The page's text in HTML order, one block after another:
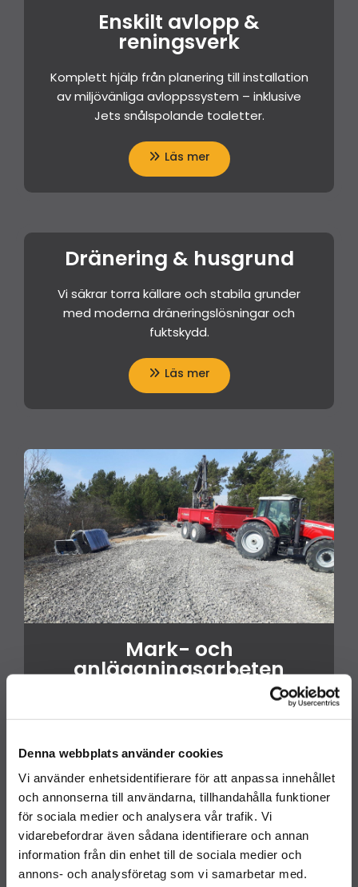
Denna webbplats använder cookies
Vi använder enhetsidentifierare för att anpassa innehållet
och annonserna till användarna, tillhandahålla funktioner
för sociala medier och analysera vår trafik. Vi
vidarebefordrar även sådana identifierare och annan
information från din enhet till de sociala medier och
annons- och analysföretag som vi samarbetar med.
Enskilt avlopp &
reningsverk
Komplett hjälp från planering till installation
av miljövänliga avloppssystem – inklusive
Jets snålspolande toaletter.
Läs mer
Dränering & husgrund
Vi säkrar torra källare och stabila grunder
med moderna dräneringslösningar och
fuktskydd.
Läs mer
Mark- och
anläggningsarbeten
Från tomtplanering och vägunderhåll till
schaktning och stensättning – vi gör jobbet
Läs mer